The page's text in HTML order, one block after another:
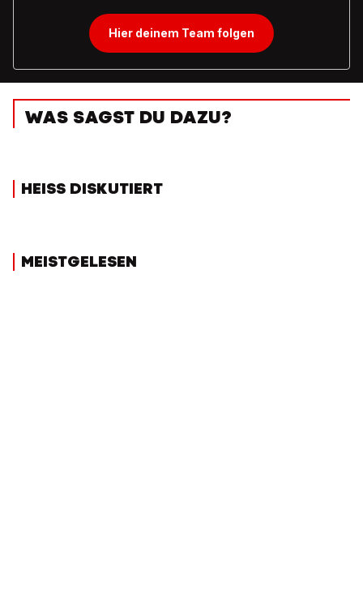
Hier deinem Team folgen
WAS SAGST DU DAZU?
HEISS DISKUTIERT
MEISTGELESEN